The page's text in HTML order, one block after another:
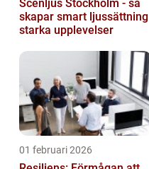
Scenljus Stockholm - så
skapar smart ljussättning
starka upplevelser
01 februari 2026